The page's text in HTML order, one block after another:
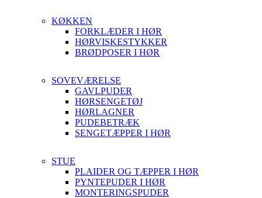
KØKKEN
FORKLÆDER I HØR
HØRVISKESTYKKER
BRØDPOSER I HØR
SOVEVÆRELSE
GAVLPUDER
HØRSENGETØJ
HØRLAGNER
PUDEBETRÆK
SENGETÆPPER I HØR
STUE
PLAIDER OG TÆPPER I HØR
PYNTEPUDER I HØR
MONTERINGSPUDER